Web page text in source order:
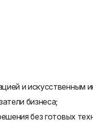
и искусственным
бизнеса;
без готовых